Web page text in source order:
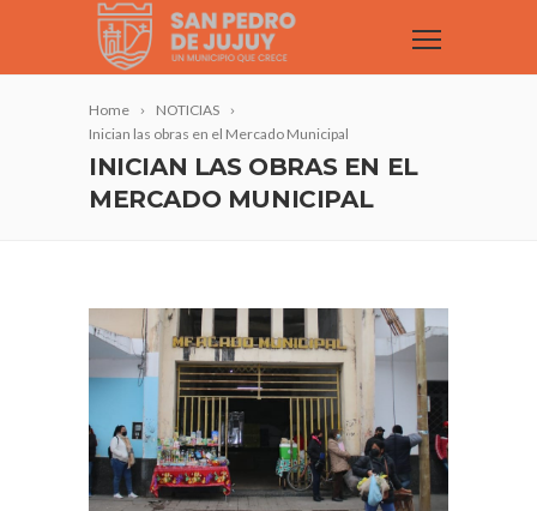
Home
NOTICIAS
Inician las obras en el Mercado Municipal
INICIAN LAS OBRAS EN EL
MERCADO MUNICIPAL